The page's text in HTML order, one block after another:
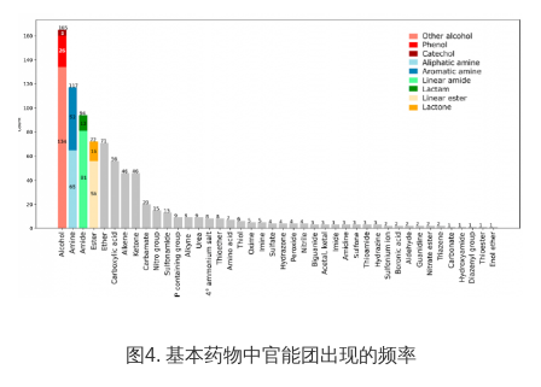
图4. 基本药物中官能团出现的频率